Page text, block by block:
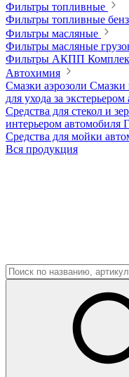
Фильтры топливные
Фильтры топливные
Фильтры масляные
Фильтры масляные
Фильтры АКПП
Автохимия
Смазки аэрозоли Смазки
для ухода за
Средства для стекол и
интерьером автомобиля
Средства для мойки
Вся продукция